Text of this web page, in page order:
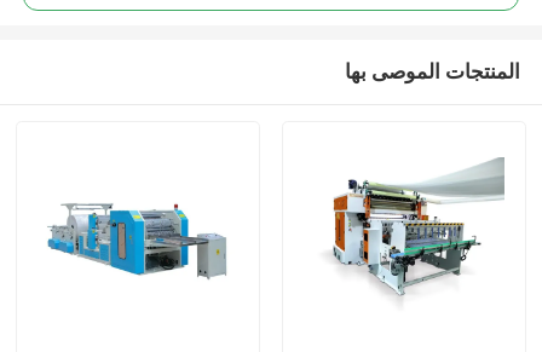
المنتجات الموصى بها